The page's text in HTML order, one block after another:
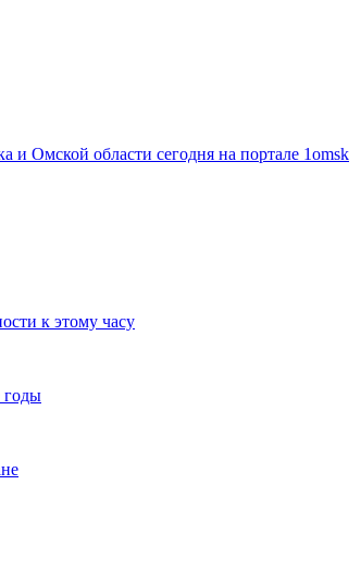
и Омской области сегодня на портале 1omsk
к этому часу
годы